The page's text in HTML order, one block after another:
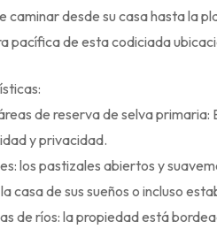
caminar desde su casa hasta la
pacífica de esta codiciada
de reserva de selva
y privacidad.
los pastizales abiertos y
casa de sus sueños o incluso
de ríos: la propiedad está